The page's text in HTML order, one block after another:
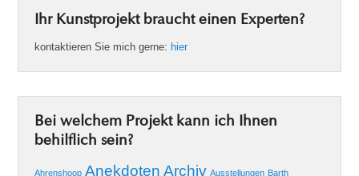
Ihr Kunstprojekt braucht einen Experten?
kontaktieren Sie mich gerne: hier
Bei welchem Projekt kann ich Ihnen
behilflich sein?
Ahrenshoop Anekdoten Archiv Ausstellungen Barth